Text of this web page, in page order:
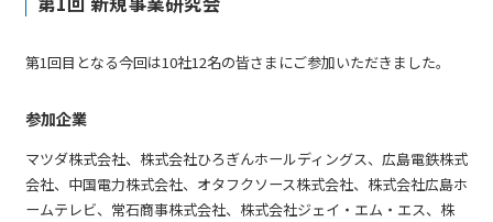
第1回目となる今回は10社12名の皆さまにご参加いただきました。
参加企業
マツダ株式会社、株式会社ひろぎんホールディングス、広島電鉄株式
会社、中国電力株式会社、オタフクソース株式会社、株式会社広島ホ
ームテレビ、常石商事株式会社、株式会社ジェイ・エム・エス、株